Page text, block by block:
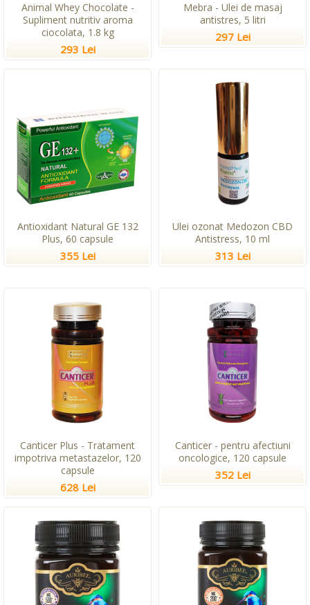
Animal Whey Chocolate -
Supliment nutritiv aroma
ciocolata, 1.8 kg
293 Lei
Mebra - Ulei de masaj
antistres, 5 litri
297 Lei
Antioxidant Natural GE 132
Plus, 60 capsule
355 Lei
Ulei ozonat Medozon CBD
Antistress, 10 ml
313 Lei
Canticer Plus - Tratament
impotriva metastazelor, 120
capsule
628 Lei
Canticer - pentru afectiuni
oncologice, 120 capsule
352 Lei